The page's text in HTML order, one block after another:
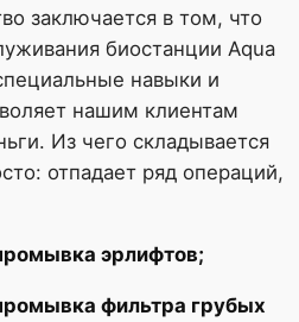
заключается в том, что
биостанции Aqua
навыки и
нашим клиентам
Из чего складывается
отпадает ряд операций,
эрлифтов;
фильтра грубых